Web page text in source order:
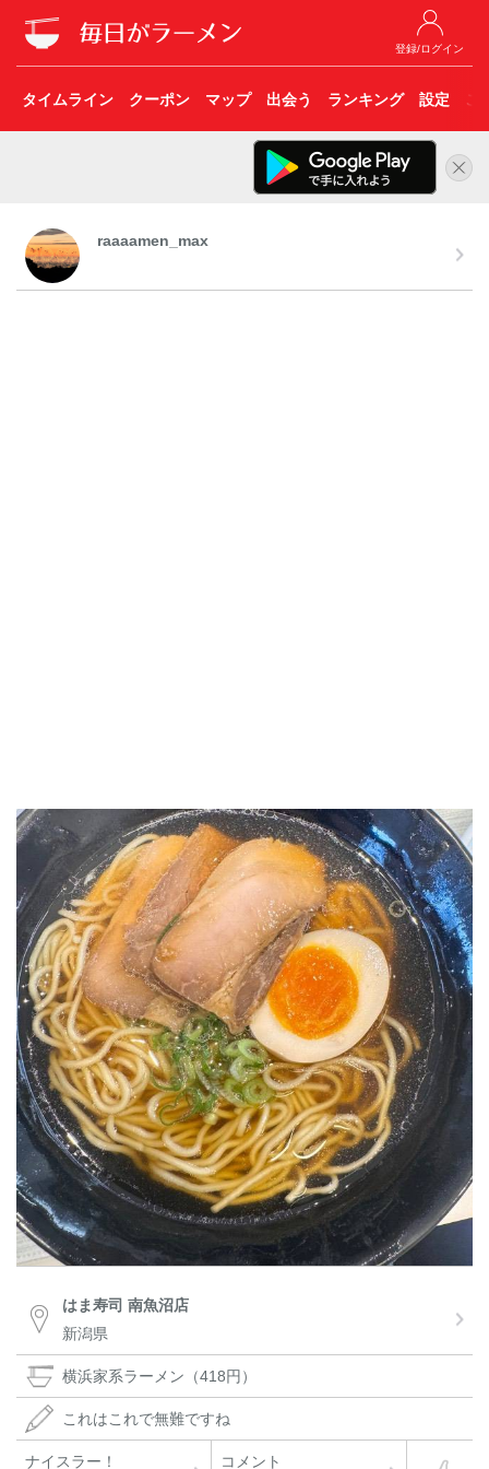
登録/ログイン
タイムライン クーポン マップ 出会う ランキング 設定 こ
raaaamen_max
はま寿司 南魚沼店
新潟県
横浜家系ラーメン（418円）
これはこれで無難ですね
ナイスラー！ コメント